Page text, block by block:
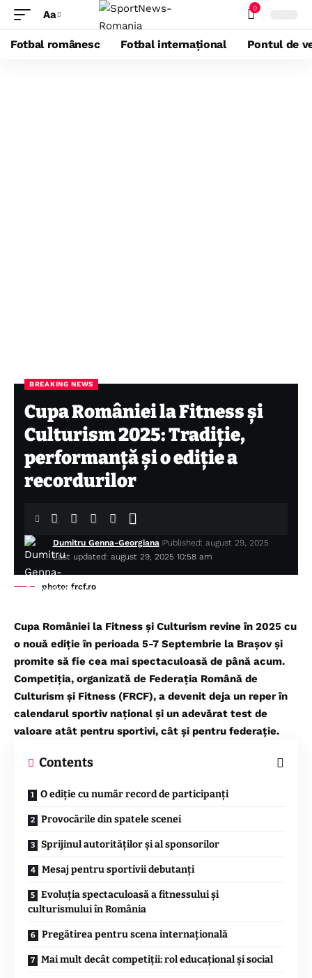
Aa 0
Fotbal românesc Fotbal internațional Pontul de
BREAKING NEWS
Cupa României la Fitness și
Culturism 2025: Tradiție,
performanță și o ediție a
recordurilor
Last updated: august 29, 2025 10:58 am
Dumitru Genna-Georgiana Published: august 29, 2025
photo: frcf.ro
Cupa României la Fitness și Culturism revine în 2025 cu
o nouă ediție în perioada 5-7 Septembrie la Braşov şi
promite să fie cea mai spectaculoasă de până acum.
Competiția, organizată de Federația Română de
Culturism și Fitness (FRCF), a devenit deja un reper în
calendarul sportiv național și un adevărat test de
valoare atât pentru sportivi, cât și pentru federație.
Contents
O ediție cu număr record de participanți
Provocările din spatele scenei
Sprijinul autorităților și al sponsorilor
Mesaj pentru sportivii debutanți
Evoluția spectaculoasă a fitnessului și
culturismului în România
Pregătirea pentru scena internațională
Mai mult decât competiții: rol educațional și social